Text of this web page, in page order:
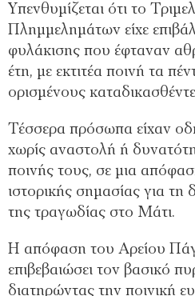
Υπενθυμίζεται ότι το
Πλημμελημάτων είχε
φυλάκισης που έφταναν
έτη, με εκτιτέα ποινή τα
ορισμένους
Τέσσερα πρόσωπα είχαν
χωρίς αναστολή ή
ποινής τους, σε μια
ιστορικής σημασίας για τη
της τραγωδίας στο Μάτι.
Η απόφαση του Αρείου
επιβεβαιώσει τον βασικό
διατηρώντας την ποινική